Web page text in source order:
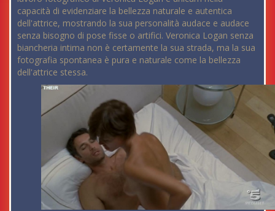
capacità di evidenziare la bellezza naturale e autentica
dell'attrice, mostrando la sua personalità audace e audace
senza bisogno di pose fisse o artifici. Veronica Logan senza
biancheria intima non è certamente la sua strada, ma la sua
fotografia spontanea è pura e naturale come la bellezza
dell'attrice stessa.